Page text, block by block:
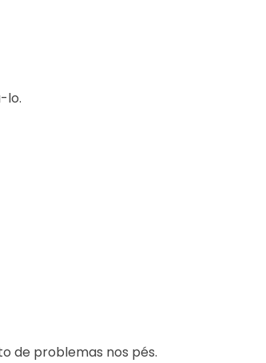
lo.
de problemas nos pés.